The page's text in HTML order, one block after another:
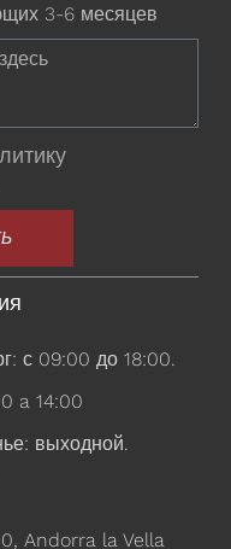
3-6 месяцев
с 09:00 до 18:00.
a 14:00
выходной.
Andorra la Vella